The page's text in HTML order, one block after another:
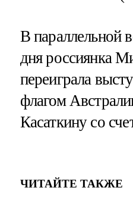
В параллельной
дня россиянка
переиграла
флагом
Касаткину со
ЧИТАЙТЕ ТАКЖЕ